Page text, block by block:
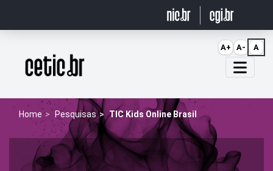
Página inicial
Home Pesquisas TIC Kids Online Brasil
A+ A- A